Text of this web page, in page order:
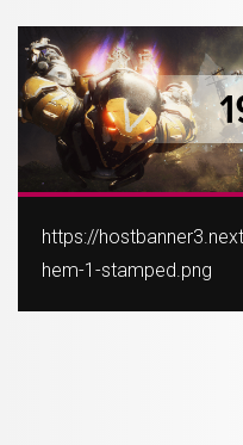
https://
hem-1-stamped.png